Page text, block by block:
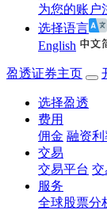
为您的账户
选择语言
English
盈透证券主页
选择盈透
费用
佣金 融资利
交易
交易平台 交
服务
全球股票分